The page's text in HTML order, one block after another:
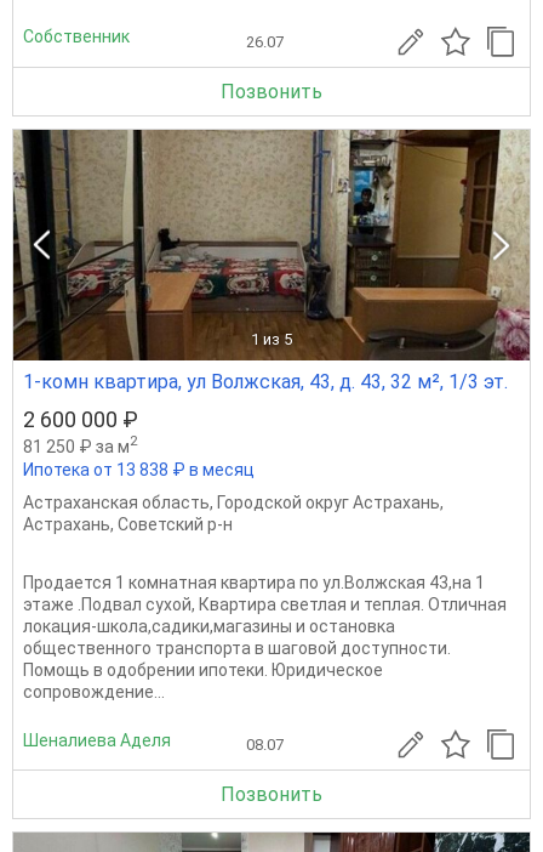
Собственник 26.07
Позвонить
1 из 5
1-комн квартира, ул Волжская, 43, д. 43, 32 м², 1/3 эт.
2 600 000 ₽
81 250 ₽ за м2
Ипотека от 13 838 ₽ в месяц
Астраханская область, Городской округ Астрахань,
Астрахань, Советский р-н
Продается 1 комнатная квартира по ул.Волжская 43,на 1
этаже .Подвал сухой, Квартира светлая и теплая. Отличная
локация-школа,садики,магазины и остановка
общественного транспорта в шаговой доступности.
Помощь в одобрении ипотеки. Юридическое
сопровождение...
Шеналиева Аделя 08.07
Позвонить